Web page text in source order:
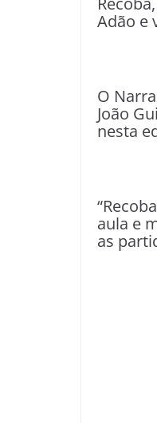
Adão e
O
João
nesta
aula e
as